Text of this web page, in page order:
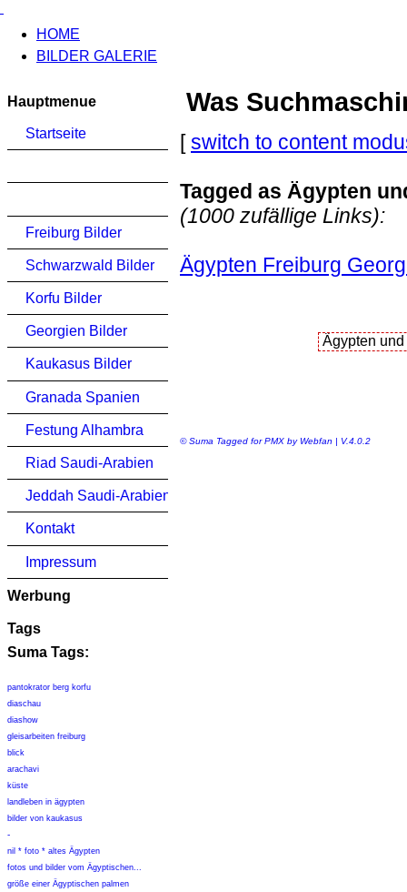
HOME
BILDER GALERIE
Hauptmenue
Startseite
Freiburg Bilder
Schwarzwald Bilder
Korfu Bilder
Georgien Bilder
Kaukasus Bilder
Granada Spanien
Festung Alhambra
Riad Saudi-Arabien
Jeddah Saudi-Arabien
Kontakt
Impressum
Werbung
Tags
Suma Tags:
pantokrator berg korfu
diaschau
diashow
gleisarbeiten freiburg
blick
arachavi
küste
landleben in ägypten
bilder von kaukasus
-
nil * foto * altes Ägypten
fotos und bilder vom Ägyptischen...
größe einer Ägyptischen palmen
Was
[switch to content
Tagged as Ägypten
(1000 zufällige Links):
Ägypten Freiburg
© Suma Tagged for PMX by Webfan | V.4.0.2